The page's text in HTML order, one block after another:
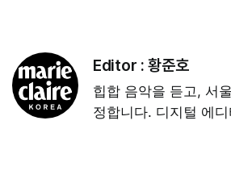
Editor :황준호
힙합 음악을 듣고, 서
정합니다. 디지털 에